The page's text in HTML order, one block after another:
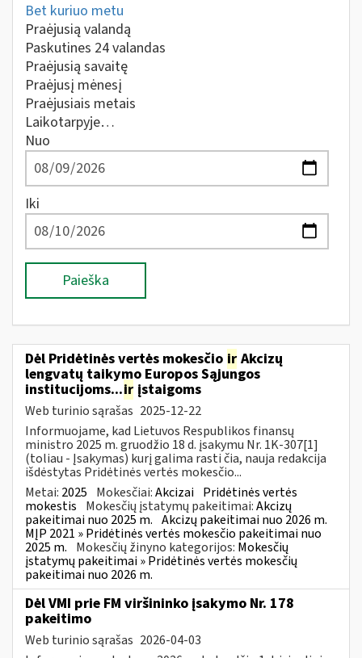
Bet kuriuo metu
Praėjusią valandą
Paskutines 24 valandas
Praėjusią savaitę
Praėjusį mėnesį
Praėjusiais metais
Laikotarpyje…
Nuo
Iki
Paieška
Dėl Pridėtinės vertės mokesčio ir Akcizų
lengvatų taikymo Europos Sąjungos
institucijoms...ir įstaigoms
Web turinio sąrašas 2025-12-22
Informuojame, kad Lietuvos Respublikos finansų
ministro 2025 m. gruodžio 18 d. įsakymu Nr. 1K-307[1]
(toliau - Įsakymas) kurį galima rasti čia, nauja redakcija
išdėstytas Pridėtinės vertės mokesčio...
Metai: 2025 Mokesčiai:Akcizai Pridėtinės vertės
mokestis Mokesčių įstatymų pakeitimai:Akcizų
pakeitimai nuo 2025 m. Akcizų pakeitimai nuo 2026 m.
MĮP 2021 » Pridėtinės vertės mokesčio pakeitimai nuo
2025 m. Mokesčių žinyno kategorijos: Mokesčių
įstatymų pakeitimai » Pridėtinės vertės mokesčių
pakeitimai nuo 2026 m.
Dėl VMI prie FM viršininko įsakymo Nr. 178
pakeitimo
Web turinio sąrašas 2026-04-03